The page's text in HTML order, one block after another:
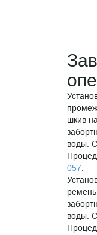
шкив
воды.
057.
воды.